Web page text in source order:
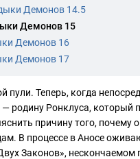
Демонов 14.5
Демонов 15
Демонов 16
Демонов 17
Теперь, когда
родину Ронклуса, который
причину того, почему
В процессе в Аносе
Законов», нескончаемом